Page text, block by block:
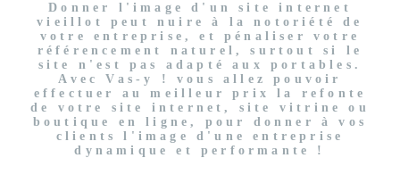
Donner l'image d'un site internet
vieillot peut nuire à la notoriété de
votre entreprise, et pénaliser votre
référencement naturel, surtout si le
site n'est pas adapté aux portables.
Avec Vas-y ! vous allez pouvoir
effectuer au meilleur prix la refonte
de votre site internet, site vitrine ou
boutique en ligne, pour donner à vos
clients l'image d'une entreprise
dynamique et performante !